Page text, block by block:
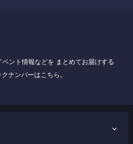
ベント情報などを まとめてお届けする
ナンバーはこちら。